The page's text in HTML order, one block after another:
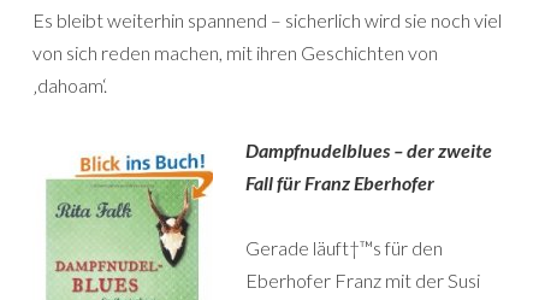
Es bleibt weiterhin spannend – sicherlich wird sie noch viel
von sich reden machen, mit ihren Geschichten von
‚dahoam‘.
Dampfnudelblues – der zweite
Fall für Franz Eberhofer
Gerade läuft†™s für den
Eberhofer Franz mit der Susi